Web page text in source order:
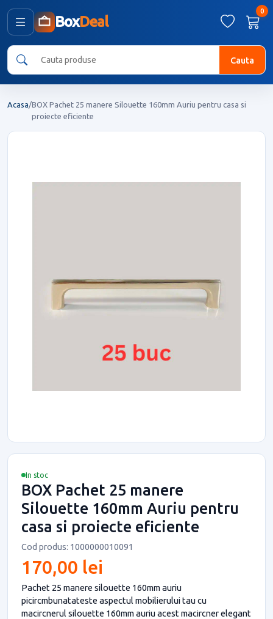
BoxDeal
0
Cauta
Acasa/BOX Pachet 25 manere Silouette 160mm Auriu pentru casa si
proiecte eficiente
In stoc
BOX Pachet 25 manere
Silouette 160mm Auriu pentru
casa si proiecte eficiente
Cod produs: 1000000010091
170,00 lei
Pachet 25 manere silouette 160mm auriu
picircmbunatateste aspectul mobilierului tau cu
macircnerul silouette 160mm auriu acest macircner elegant